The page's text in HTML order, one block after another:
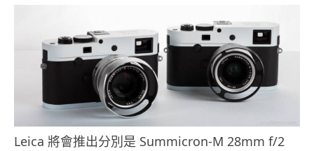
Leica 將會推出分別是 Summicron-M 28mm f/2